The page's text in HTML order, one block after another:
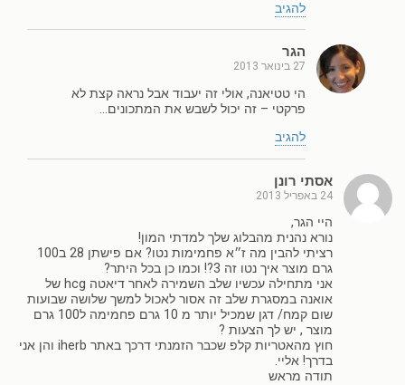
להגיב
הגר
27 בינואר 2013
הי טטיאנה, אולי זה יעבוד אבל נראה קצת לא
פרקטי – זה יכול לשבש את המתכונים…
להגיב
אסתי רונן
24 באפריל 2013
היי הגר,
נורא נהנית מהבלוג שלך למדתי המון!
רציתי להבין מה ז״א פחמימות נטו? אם פישתן 28 ב100
גרם מוצר איך נטו זה 3?! וכמו כן בכל היתר?
אני מתחילה עכשיו שלב השמירה לאחר דיאטה hcg של
אואנה במסגרת שלב זה אסור לאכול למשך שלושה שבועות
שום קמח/ דגן שמכיל יותר מ 10 גרם פחמימה ל100 גרם
מוצר , יש לך הצעות ?
חוץ מהאטריות קלפ שכבר הזמנתי דרכך באתר iherb והן אני
בדרך! אליי.
תודה מראש